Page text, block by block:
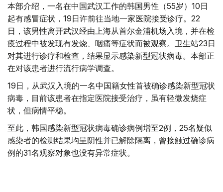
本部介绍，一名在中国武汉工作的韩国男性（55岁）10日
起有感冒症状，19日许前往当地一家医院接受诊疗。22
日，该男性离开武汉经由上海从首尔金浦机场入境，并在检
疫过程中被发现有发烧、咽痛等症状而被观察。卫生站23日
对其进行诊疗和检查，结果显示感染新型冠状病毒。本部正
在对该患者进行流行病学调查。
19日，从武汉入境的一名中国籍女性首被确诊感染新型冠状
病毒，目前该患者在指定医院接受治疗，虽有轻微发烧症
状，但病情平稳。
至此，韩国感染新型冠状病毒确诊病例增至2例，25名疑似
感染者的检测结果均呈阴性并已解除隔离，曾接触过确诊病
例的31名观察对象也没有异常症状。